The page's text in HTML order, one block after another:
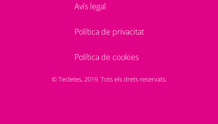
Avís legal
Política de privacitat
Política de cookies
© Tecletes, 2019. Tots els drets reservats.